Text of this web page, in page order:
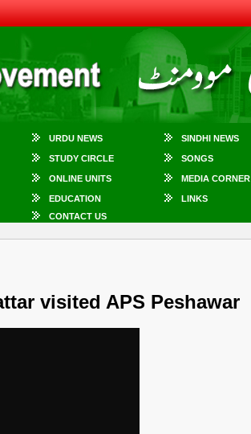
URDU NEWS SINDHI NEWS
STUDY CIRCLE SONGS
ONLINE UNITS MEDIA CORNER
EDUCATION LINKS
CONTACT US
visited APS Peshawar